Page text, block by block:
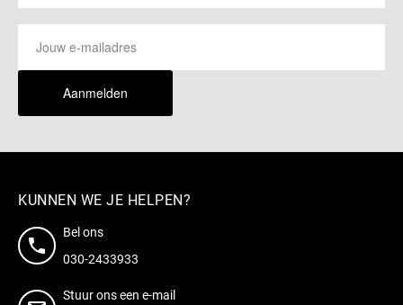
Aanmelden
KUNNEN WE JE HELPEN?
Bel ons
030-2433933
Stuur ons een e-mail